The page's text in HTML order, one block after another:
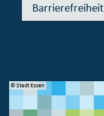
Barrierefreiheit
© Stadt Essen